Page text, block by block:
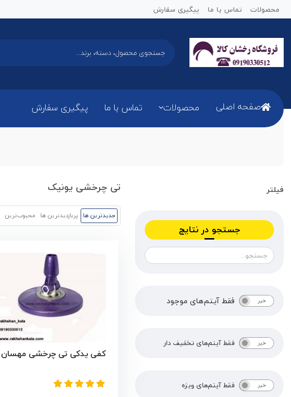
محصولات تماس با ما پیگیری سفارش
صفحه اصلی محصولات تماس با ما پیگیری سفارش
فیلتر
جستجو در نتایج
بله خیر فقط آیتم‌های موجود
بله خیر فقط آیتم‌های تخفیف دار
بله خیر فقط آیتم‌های ویژه
تی چرخشی یونیک
جدیدترین ها پربازدیدترین ها محبوب‌‌ترین
کفی یدکی تی چرخشی مهسان